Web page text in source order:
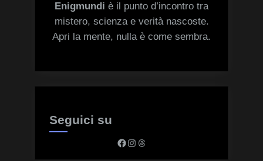
Enigmundi è il punto d’incontro tra
mistero, scienza e verità nascoste.
Apri la mente, nulla è come sembra.
Seguici su
Facebook
Instagram
Threads